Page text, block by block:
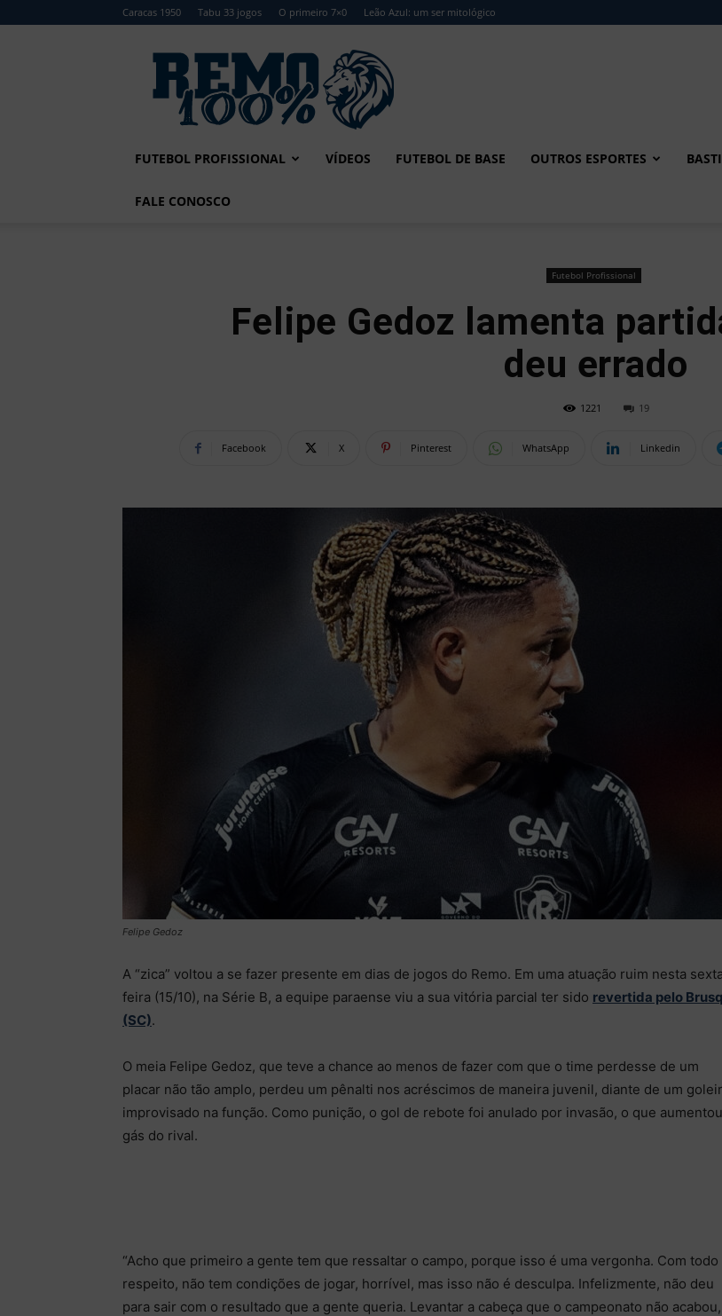
Caracas 1950 Tabu 33 jogos O primeiro 7×0 Leão Azul: um ser mitológico
Remo
FUTEBOL PROFISSIONAL VÍDEOS FUTEBOL DE BASE OUTROS ESPORTES
FALE CONOSCO
Futebol Profissional
Felipe Gedoz lamenta
deu errado
1221 19
Facebook X Pinterest WhatsApp Linkedin
Felipe Gedoz
A “zica” voltou a se fazer presente em dias de jogos do Remo. Em uma atuação ruim nesta
feira (15/10), na Série B, a equipe paraense viu a sua vitória parcial ter sido revertida pelo
(SC).
O meia Felipe Gedoz, que teve a chance ao menos de fazer com que o time perdesse de um
placar não tão amplo, perdeu um pênalti nos acréscimos de maneira juvenil, diante de um
improvisado na função. Como punição, o gol de rebote foi anulado por invasão, o que
gás do rival.
“Acho que primeiro a gente tem que ressaltar o campo, porque isso é uma vergonha. Com todo
respeito, não tem condições de jogar, horrível, mas isso não é desculpa. Infelizmente, não deu
para sair com o resultado que a gente queria. Levantar a cabeça que o campeonato não acabou,